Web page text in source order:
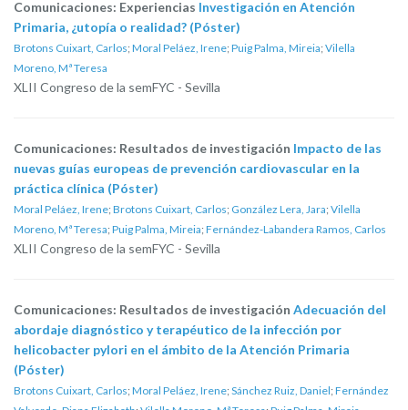
Comunicaciones: Experiencias Investigación en Atención
Primaria, ¿utopía o realidad? (Póster)
Brotons Cuixart, Carlos; Moral Peláez, Irene; Puig Palma, Mireia; Vilella
Moreno, Mª Teresa
XLII Congreso de la semFYC - Sevilla
Comunicaciones: Resultados de investigación Impacto de las
nuevas guías europeas de prevención cardiovascular en la
práctica clínica (Póster)
Moral Peláez, Irene; Brotons Cuixart, Carlos; González Lera, Jara; Vilella
Moreno, Mª Teresa; Puig Palma, Mireia; Fernández-Labandera Ramos, Carlos
XLII Congreso de la semFYC - Sevilla
Comunicaciones: Resultados de investigación Adecuación del
abordaje diagnóstico y terapéutico de la infección por
helicobacter pylori en el ámbito de la Atención Primaria
(Póster)
Brotons Cuixart, Carlos; Moral Peláez, Irene; Sánchez Ruiz, Daniel; Fernández